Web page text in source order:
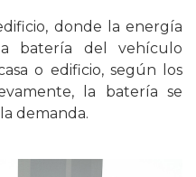
donde la energía
batería del vehículo
o edificio, según los
la batería se
demanda.